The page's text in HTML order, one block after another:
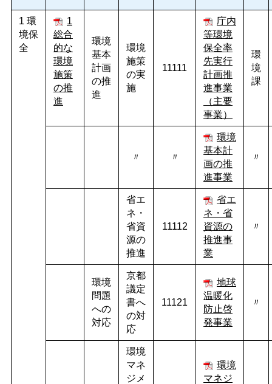
1 環
境保
全
1
総合
的な
環境
施策
の推
進
環境
基本
計画
の推
進
環境
施策
の実
施
11111
庁内
等環境
保全率
先実行
計画推
進事業
（主要
事業）
環
境
課
〃 〃
環境
基本計
画の推
進事業
〃
省エ
ネ・
省資
源の
推進
11112
省エ
ネ・省
資源の
推進事
業
〃
環境
問題
への
対応
京都
議定
書へ
の対
応
11121
地球
温暖化
防止啓
発事業
〃
環境
マネ
ジメ
環境
マネジ